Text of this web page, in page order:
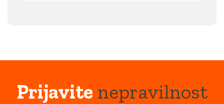
Prijavitenepravilnost